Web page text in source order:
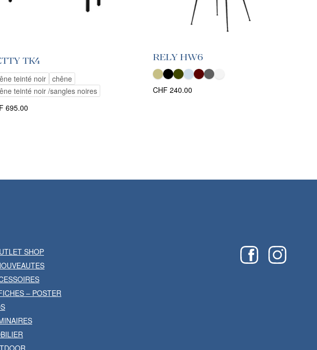
TK4
teinté noir
chêne
teinté noir /sangles noires
695.00
RELY HW6
CHF 240.00
SHOP
– POSTER